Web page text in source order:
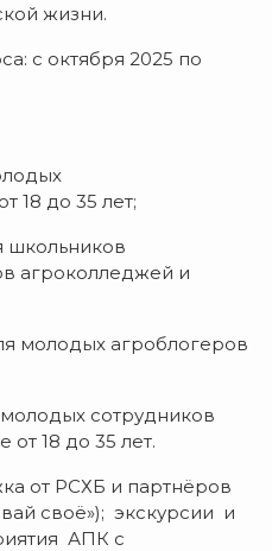
жизни.
с октября 2025 по
18 до 35 лет;
школьников
агроколледжей и
молодых агроблогеров
сотрудников
18 до 35 лет.
от РСХБ и партнёров
своё»); экскурсии и
АПК с